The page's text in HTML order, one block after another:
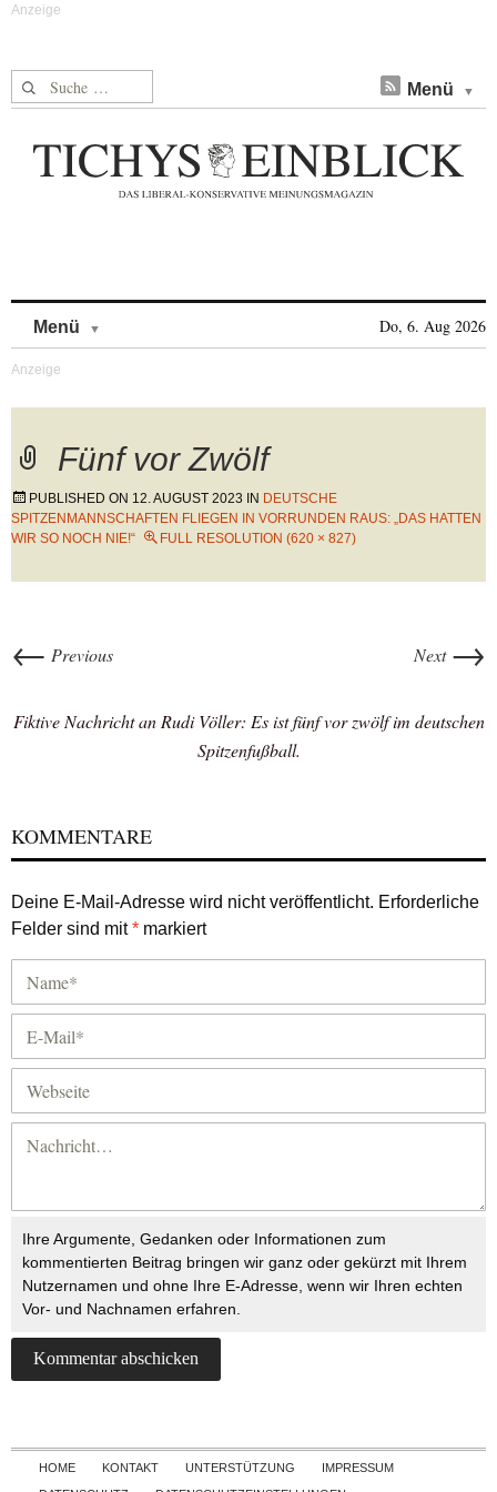
Suche nach: Menü
Menü Do, 6. Aug 2026
Fünf vor Zwölf
PUBLISHED ON 12. AUGUST 2023 IN DEUTSCHE
SPITZENMANNSCHAFTEN FLIEGEN IN VORRUNDEN RAUS: „DAS HATTEN
WIR SO NOCH NIE!“
FULL RESOLUTION (620 × 827)
← Previous Next →
Fiktive Nachricht an Rudi Völler: Es ist fünf vor zwölf im deutschen
Spitzenfußball.
KOMMENTARE
Deine E-Mail-Adresse wird nicht veröffentlicht. Erforderliche
Felder sind mit* markiert
Ihre Argumente, Gedanken oder Informationen zum
kommentierten Beitrag bringen wir ganz oder gekürzt mit Ihrem
Nutzernamen und ohne Ihre E-Adresse, wenn wir Ihren echten
Vor- und Nachnamen erfahren.
Skip to content
HOME KONTAKT UNTERSTÜTZUNG
IMPRESSUM